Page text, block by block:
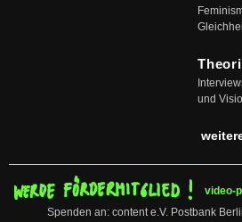
und
video-
Spenden an: content e.V. Postbank